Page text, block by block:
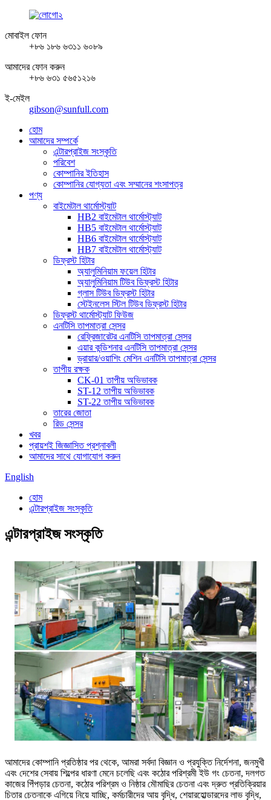
মোবাইল ফোন
+৮৬ ১৮৬ ৬৩১১ ৬০৮৯
আমাদের ফোন করুন
+৮৬ ৬৩১ ৫৬৫১২১৬
ই-মেইল
gibson@sunfull.com
হোম
আমাদের সম্পর্কে
এন্টারপ্রাইজ সংস্কৃতি
পরিবেশ
কোম্পানির ইতিহাস
কোম্পানির যোগ্যতা এবং সম্মানের শংসাপত্র
পণ্য
বাইমেটাল থার্মোস্ট্যাট
HB2 বাইমেটাল থার্মোস্ট্যাট
HB5 বাইমেটাল থার্মোস্ট্যাট
HB6 বাইমেটাল থার্মোস্ট্যাট
HB7 বাইমেটাল থার্মোস্ট্যাট
ডিফ্রস্ট হিটার
অ্যালুমিনিয়াম ফয়েল হিটার
অ্যালুমিনিয়াম টিউব ডিফ্রস্ট হিটার
গ্লাস টিউব ডিফ্রস্ট হিটার
স্টেইনলেস স্টিল টিউব ডিফ্রস্ট হিটার
ডিফ্রস্ট থার্মোস্ট্যাট ফিউজ
এনটিসি তাপমাত্রা সেন্সর
রেফ্রিজারেটর এনটিসি তাপমাত্রা সেন্সর
এয়ার কন্ডিশনার এনটিসি তাপমাত্রা সেন্সর
ড্রায়ার/ওয়াশিং মেশিন এনটিসি তাপমাত্রা সেন্সর
তাপীয় রক্ষক
CK-01 তাপীয় অভিভাবক
ST-12 তাপীয় অভিভাবক
ST-22 তাপীয় অভিভাবক
তারের জোতা
রিড সেন্সর
খবর
প্রায়শই জিজ্ঞাসিত প্রশ্নাবলী
আমাদের সাথে যোগাযোগ করুন
English
হোম
এন্টারপ্রাইজ সংস্কৃতি
এন্টারপ্রাইজ সংস্কৃতি
আমাদের কোম্পানি প্রতিষ্ঠার পর থেকে, আমরা সর্বদা বিজ্ঞান ও প্রযুক্তি নির্দেশনা, জনমুখী
এবং দেশের সেবায় শিল্পের ধারণা মেনে চলেছি এবং কঠোর পরিশ্রমী ইউ গং চেতনা, দলগত
কাজের পিঁপড়ার চেতনা, কঠোর পরিশ্রম ও নিষ্ঠার মৌমাছির চেতনা এবং দ্রুত প্রতিক্রিয়ার
চিতার চেতনাকে এগিয়ে নিয়ে যাচ্ছি, কর্মচারীদের আয় বৃদ্ধি, শেয়ারহোল্ডারদের লাভ বৃদ্ধি,